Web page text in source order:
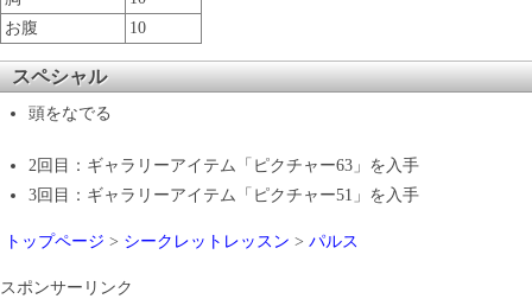
お腹
10
スペシャル
頭をなでる
2回目：ギャラリーアイテム「ピクチャー63」を入手
3回目：ギャラリーアイテム「ピクチャー51」を入手
トップページ > シークレットレッスン > パルス
スポンサーリンク